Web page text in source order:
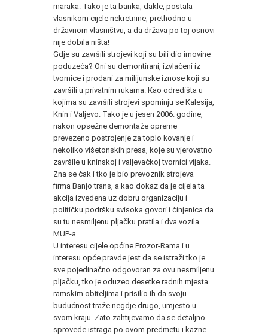
maraka. Tako je ta banka, dakle, postala
vlasnikom cijele nekretnine, prethodno u
državnom vlasništvu, a da država po toj osnovi
nije dobila ništa!
Gdje su završili strojevi koji su bili dio imovine
poduzeća? Oni su demontirani, izvlačeni iz
tvornice i prodani za milijunske iznose koji su
završili u privatnim rukama. Kao odredišta u
kojima su završili strojevi spominju se Kalesija,
Knin i Valjevo. Tako je u jesen 2006. godine,
nakon opsežne demontaže opreme
prevezeno postrojenje za toplo kovanje i
nekoliko višetonskih presa, koje su vjerovatno
završile u kninskoj i valjevačkoj tvornici vijaka.
Zna se čak i tko je bio prevoznik strojeva –
firma Banjo trans, a kao dokaz da je cijela ta
akcija izvedena uz dobru organizaciju i
političku podršku svisoka govori i činjenica da
su tu nesmiljenu pljačku pratila i dva vozila
MUP-a.
U interesu cijele općine Prozor-Rama i u
interesu opće pravde jest da se istraži tko je
sve pojedinačno odgovoran za ovu nesmiljenu
pljačku, tko je oduzeo desetke radnih mjesta
ramskim obiteljima i prisilio ih da svoju
budućnost traže negdje drugo, umjesto u
svom kraju. Zato zahtijevamo da se detaljno
sprovede istraga po ovom predmetu i kazne